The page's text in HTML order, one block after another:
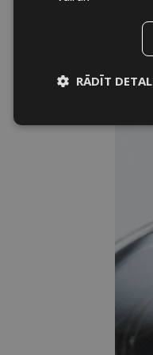
RĀDĪT
sīkdatnes
Šīs sīkdatnes
Šīs sīkdatnes
sīkdatnēm tīmekļa
pieprasītos
ilgāk kā divus